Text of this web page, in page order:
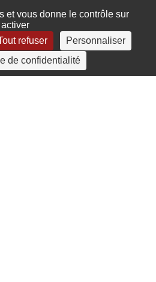
Terre
et vous donne le contrôle sur
refuser
Personnaliser
de confidentialité